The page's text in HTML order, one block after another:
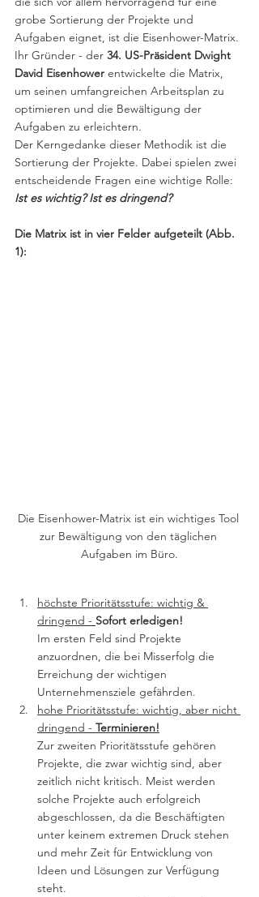
grobe Sortierung der Projekte und
Aufgaben eignet, ist die Eisenhower-Matrix.
Ihr Gründer - der 34. US-Präsident Dwight
David Eisenhower entwickelte die Matrix,
um seinen umfangreichen Arbeitsplan zu
optimieren und die Bewältigung der
Aufgaben zu erleichtern.
Der Kerngedanke dieser Methodik ist die
Sortierung der Projekte. Dabei spielen zwei
entscheidende Fragen eine wichtige Rolle:
Ist es wichtig? Ist es dringend?
Die Matrix ist in vier Felder aufgeteilt (Abb.
1):
Die Eisenhower-Matrix ist ein wichtiges Tool
zur Bewältigung von den täglichen
Aufgaben im Büro.
höchste Prioritätsstufe: wichtig &
dringend - Sofort erledigen!
Im ersten Feld sind Projekte
anzuordnen, die bei Misserfolg die
Erreichung der wichtigen
Unternehmensziele gefährden.
hohe Prioritätsstufe: wichtig, aber nicht
dringend - Terminieren!
Zur zweiten Prioritätsstufe gehören
Projekte, die zwar wichtig sind, aber
zeitlich nicht kritisch. Meist werden
solche Projekte auch erfolgreich
abgeschlossen, da die Beschäftigten
unter keinem extremen Druck stehen
und mehr Zeit für Entwicklung von
Ideen und Lösungen zur Verfügung
steht.